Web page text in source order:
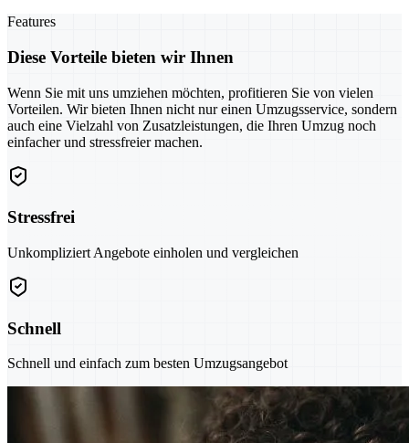
Features
Diese Vorteile bieten wir Ihnen
Wenn Sie mit uns umziehen möchten, profitieren Sie von vielen
Vorteilen. Wir bieten Ihnen nicht nur einen Umzugsservice, sondern
auch eine Vielzahl von Zusatzleistungen, die Ihren Umzug noch
einfacher und stressfreier machen.
Stressfrei
Unkompliziert Angebote einholen und vergleichen
Schnell
Schnell und einfach zum besten Umzugsangebot